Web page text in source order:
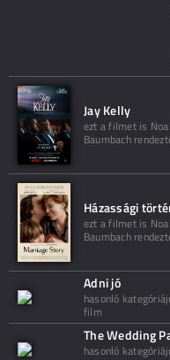
Jay Kelly
ezt a filmet is
Baumbach
Házassági
ezt a filmet is
Baumbach
Adni jó
hasonló
film
The Wedding
hasonló